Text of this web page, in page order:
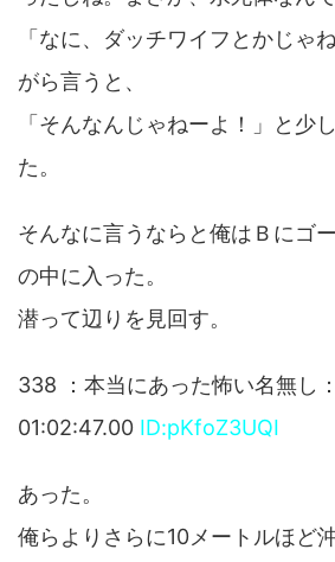
「なに、ダッチワイフとかじゃ
がら言うと、
「そんなんじゃねーよ！」と少
た。
そんなに言うならと俺はＢにゴ
の中に入った。
潜って辺りを見回す。
338 ：本当にあった怖い名無し
01:02:47.00 ID:pKfoZ3UQI
あった。
俺らよりさらに10メートルほど